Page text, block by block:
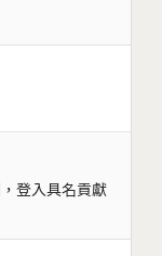
登入具名貢獻